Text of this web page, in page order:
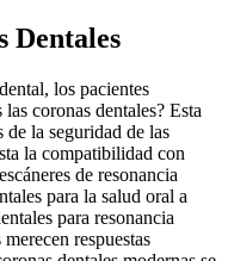
Dentales
los pacientes
coronas dentales? Esta
de la seguridad de las
la compatibilidad con
de resonancia
para la salud oral a
para resonancia
respuestas